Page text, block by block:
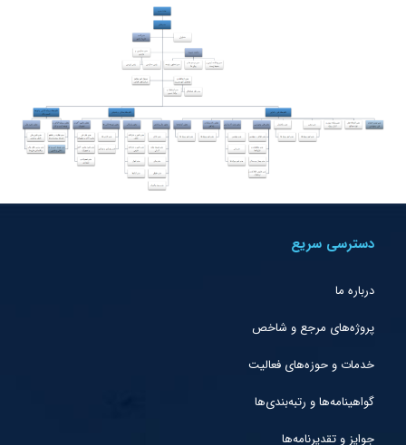
دسترسی سریع
درباره ما
پروژه‌های مرجع و شاخص
خدمات و حوزه‌های فعالیت
گواهینامه‌ها و رتبه‌بندی‌ها
جوایز و تقدیرنامه‌ها